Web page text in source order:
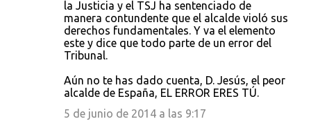
la Justicia y el TSJ ha sentenciado de
manera contundente que el alcalde violó sus
derechos fundamentales. Y va el elemento
este y dice que todo parte de un error del
Tribunal.
Aún no te has dado cuenta, D. Jesús, el peor
alcalde de España, EL ERROR ERES TÚ.
5 de junio de 2014 a las 9:17